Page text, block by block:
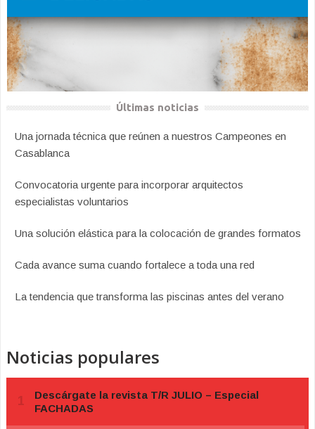
Últimas noticias
Una jornada técnica que reúnen a nuestros Campeones en
Casablanca
Convocatoria urgente para incorporar arquitectos
especialistas voluntarios
Una solución elástica para la colocación de grandes formatos
Cada avance suma cuando fortalece a toda una red
La tendencia que transforma las piscinas antes del verano
Noticias populares